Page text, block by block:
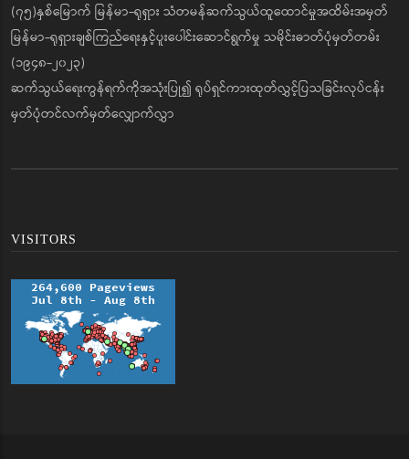
(၇၅)နှစ်မြောက် မြန်မာ-ရုရှား သံတမန်ဆက်သွယ်ထူထောင်မှုအထိမ်းအမှတ်
မြန်မာ-ရုရှားချစ်ကြည်ရေးနှင့်ပူးပေါင်းဆောင်ရွက်မှု သမိုင်းဓာတ်ပုံမှတ်တမ်း
(၁၉၄၈-၂၀၂၃)
ဆက်သွယ်ရေးကွန်ရက်ကိုအသုံးပြု၍ ရုပ်ရှင်ကားထုတ်လွှင့်ပြသခြင်းလုပ်ငန်း
မှတ်ပုံတင်လက်မှတ်လျှောက်လွှာ
VISITORS